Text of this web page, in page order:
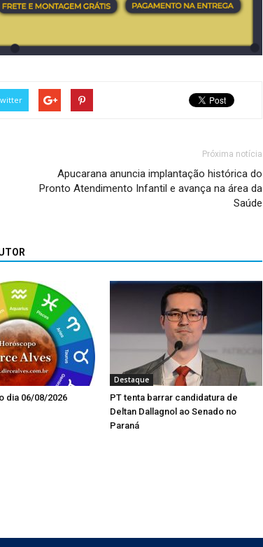
Próxima notícia
Apucarana anuncia implantação histórica do
Pronto Atendimento Infantil e avança na área da
Saúde
dia 06/08/2026
Destaque
PT tenta barrar candidatura de
Deltan Dallagnol ao Senado no
Paraná